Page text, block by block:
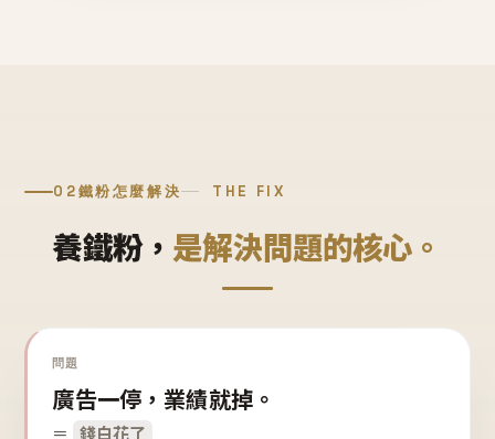
02鐵粉怎麼解決 THE FIX
養鐵粉， 是解決問題的核心。
問題
廣告一停，業績就掉。
＝ 錢白花了